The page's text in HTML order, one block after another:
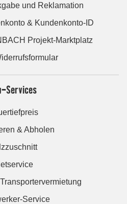
und Reklamation
& Kundenkonto-ID
Projekt-Marktplatz
Services
& Abholen
Service